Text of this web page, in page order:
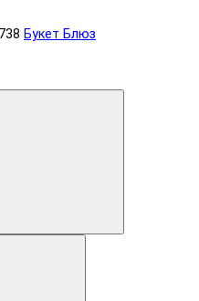
Букет Блюз